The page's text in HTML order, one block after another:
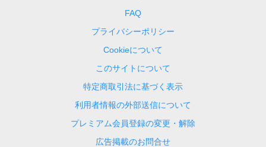
FAQ
プライバシーポリシー
Cookieについて
このサイトについて
特定商取引法に基づく表示
利用者情報の外部送信について
プレミアム会員登録の変更・解除
広告掲載のお問合せ